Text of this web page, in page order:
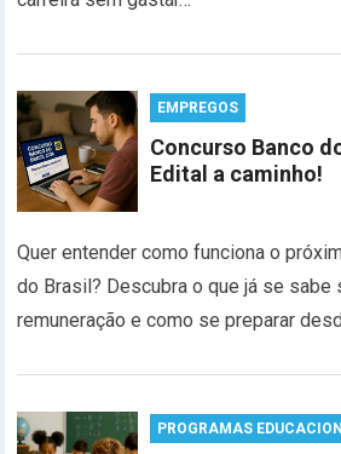
EMPREGOS
Concurso Banco
Edital a caminho!
Quer entender como funciona o
do Brasil? Descubra o que já se sabe
remuneração e como se preparar
PROGRAMAS